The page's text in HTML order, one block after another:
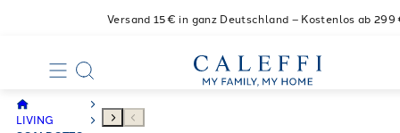
Versand 15€ in ganz Deutschland – Kostenlos ab 299
LIVING